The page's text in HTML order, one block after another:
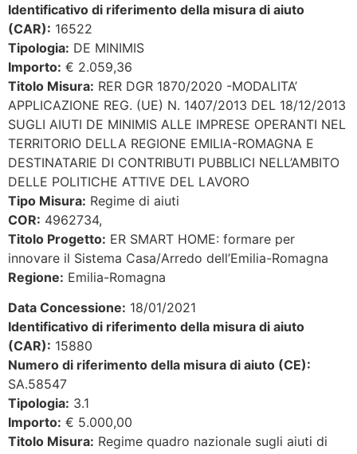
Identificativo di riferimento della misura di aiuto
(CAR): 16522
Tipologia: DE MINIMIS
Importo: € 2.059,36
Titolo Misura: RER DGR 1870/2020 -MODALITA’
APPLICAZIONE REG. (UE) N. 1407/2013 DEL 18/12/2013
SUGLI AIUTI DE MINIMIS ALLE IMPRESE OPERANTI NEL
TERRITORIO DELLA REGIONE EMILIA-ROMAGNA E
DESTINATARIE DI CONTRIBUTI PUBBLICI NELL’AMBITO
DELLE POLITICHE ATTIVE DEL LAVORO
Tipo Misura: Regime di aiuti
COR: 4962734,
Titolo Progetto: ER SMART HOME: formare per
innovare il Sistema Casa/Arredo dell’Emilia-Romagna
Regione: Emilia-Romagna
Data Concessione: 18/01/2021
Identificativo di riferimento della misura di aiuto
(CAR): 15880
Numero di riferimento della misura di aiuto (CE):
SA.58547
Tipologia: 3.1
Importo: € 5.000,00
Titolo Misura: Regime quadro nazionale sugli aiuti di